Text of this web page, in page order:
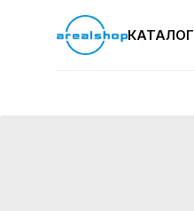
КАТАЛОГ